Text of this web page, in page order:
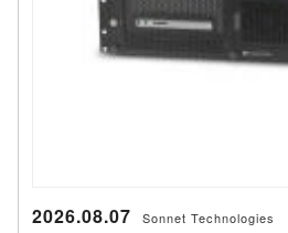
2026.08.07 Sonnet Technologies